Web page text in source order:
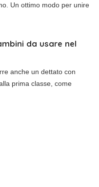
Un ottimo modo per unire
da usare nel
anche un dettato con
prima classe, come